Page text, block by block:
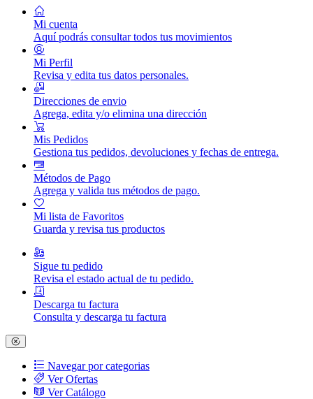
Mi cuenta
Aquí podrás consultar todos tus movimientos
Mi Perfil
Revisa y edita tus datos personales.
Direcciones de envio
Agrega, edita y/o elimina una dirección
Mis Pedidos
Gestiona tus pedidos, devoluciones y fechas de entrega.
Métodos de Pago
Agrega y valida tus métodos de pago.
Mi lista de Favoritos
Guarda y revisa tus productos
Sigue tu pedido
Revisa el estado actual de tu pedido.
Descarga tu factura
Consulta y descarga tu factura
Navegar por categorias
Ver Ofertas
Ver Catálogo